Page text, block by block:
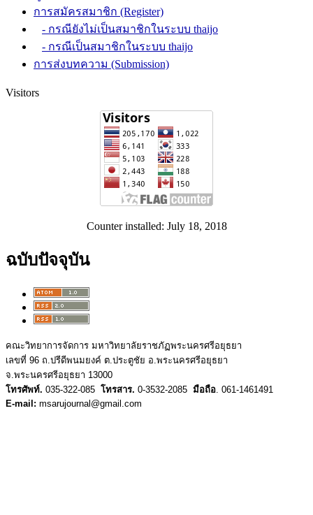
การสมัครสมาชิก (Register)
- กรณียังไม่เป็นสมาชิกในระบบ thaijo
- กรณีเป็นสมาชิกในระบบ thaijo
การส่งบทความ (Submission)
Visitors
Counter installed: July 18, 2018
ฉบับปัจจุบัน
คณะวิทยาการจัดการ มหาวิทยาลัยราชภัฏพระนครศรีอยุธยา
เลขที่ 96 ถ.ปรีดีพนมยงค์ ต.ประตูชัย อ.พระนครศรีอยุธยา
จ.พระนครศรีอยุธยา 13000
โทรศัพท์. 035-322-085 โทรสาร. 0-3532-2085 มือถือ. 061-1461491
E-mail: msarujournal@gmail.com